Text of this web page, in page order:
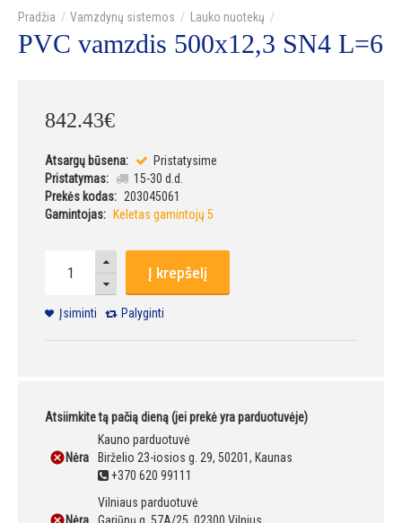
Vamzdynų sistemos Lauko nuotekų
PVC vamzdis 500x12,3 SN4 L=6
842.43€
Atsargų būsena:
Pristatysime
Pristatymas:
15-30 d.d.
Prekės kodas: 203045061
Gamintojas:
Keletas gamintojų 5
Į krepšelį
Įsiminti Palyginti
Atsiimkite tą pačią dieną (jei prekė yra parduotuvėje)
Nėra
Kauno parduotuvė
Birželio 23-iosios g. 29, 50201, Kaunas
+370 620 99111
Vilniaus parduotuvė